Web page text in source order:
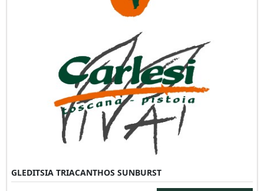
GLEDITSIA TRIACANTHOS SUNBURST